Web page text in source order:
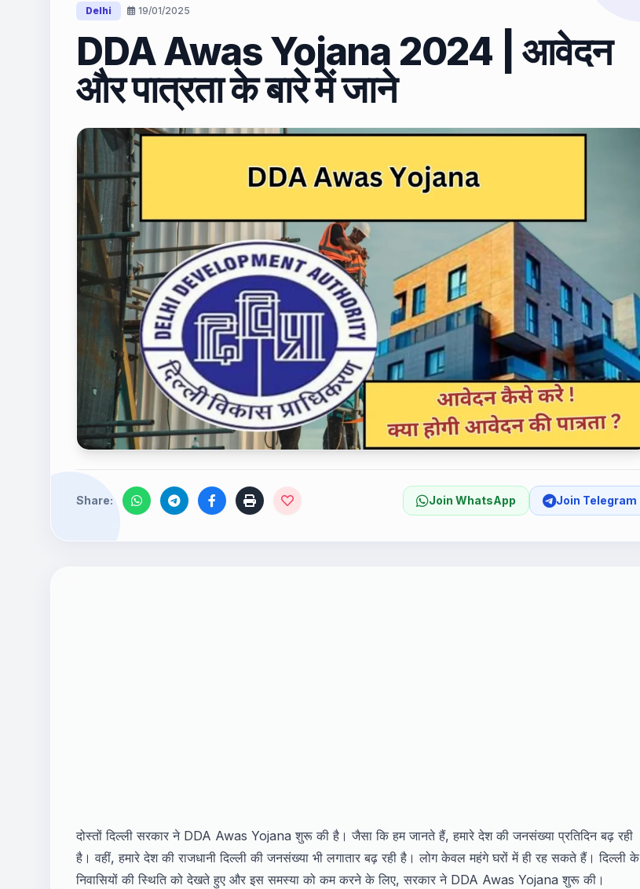
Delhi 19/01/2025
DDA Awas Yojana 2024 | आवेदन
और पात्रता के बारे में जाने
Share: Join WhatsApp Join Telegram
दोस्तों दिल्ली सरकार ने DDA Awas Yojana शुरू की है। जैसा कि हम जानते हैं, हमारे देश की जनसंख्या प्रतिदिन बढ़ रही
है। वहीं, हमारे देश की राजधानी दिल्ली की जनसंख्या भी लगातार बढ़ रही है। लोग केवल महंगे घरों में ही रह सकते हैं। दिल्ली के
निवासियों की स्थिति को देखते हुए और इस समस्या को कम करने के लिए, सरकार ने DDA Awas Yojana शुरू की।